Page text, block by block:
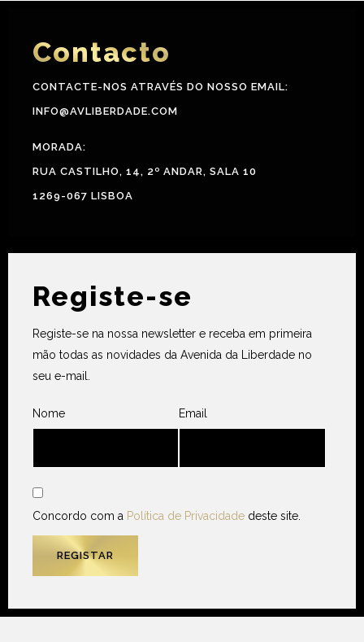
Contacto
CONTACTE-NOS ATRAVÉS DO NOSSO EMAIL:
INFO@AVLIBERDADE.COM
MORADA:
RUA CASTILHO, 14, 2º ANDAR, SALA 10
1269-067 LISBOA
Registe-se
Registe-se na nossa newsletter e receba em primeira
mão todas as novidades da Avenida da Liberdade no
seu e-mail.
Nome Email
Concordo com a Política de Privacidade deste site.